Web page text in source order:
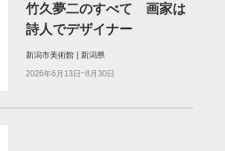
竹久夢二のすべて 画家は
詩人でデザイナー
新潟市美術館 | 新潟県
2026年6月13日~8月30日